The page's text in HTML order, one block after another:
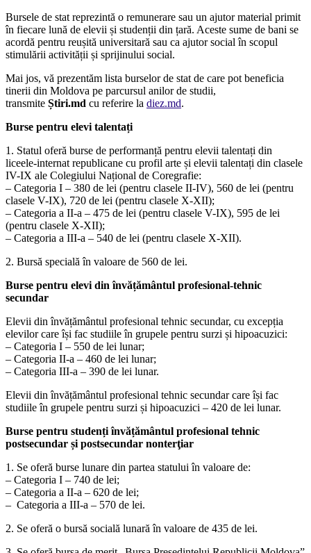
Bursele de stat reprezintă o remunerare sau un ajutor material primit
în fiecare lună de elevii și studenții din țară. Aceste sume de bani se
acordă pentru reușită universitară sau ca ajutor social în scopul
stimulării activității și sprijinului social.
Mai jos, vă prezentăm lista burselor de stat de care pot beneficia
tinerii din Moldova pe parcursul anilor de studii,
transmite Știri.md cu referire la diez.md.
Burse pentru elevi talentați
1. Statul oferă burse de performanță pentru elevii talentați din
liceele-internat republicane cu profil arte și elevii talentați din clasele
IV-IX ale Colegiului Național de Coregrafie:
– Categoria I – 380 de lei (pentru clasele II-IV), 560 de lei (pentru
clasele V-IX), 720 de lei (pentru clasele X-XII);
– Categoria a II-a – 475 de lei (pentru clasele V-IX), 595 de lei
(pentru clasele X-XII);
– Categoria a III-a – 540 de lei (pentru clasele X-XII).
2. Bursă specială în valoare de 560 de lei.
Burse pentru elevi din învățământul profesional-tehnic
secundar
Elevii din învățământul profesional tehnic secundar, cu excepția
elevilor care își fac studiile în grupele pentru surzi și hipoacuzici:
– Categoria I – 550 de lei lunar;
– Categoria II-a – 460 de lei lunar;
– Categoria III-a – 390 de lei lunar.
Elevii din învățământul profesional tehnic secundar care își fac
studiile în grupele pentru surzi și hipoacuzici – 420 de lei lunar.
Burse pentru studenți învățământul profesional tehnic
postsecundar și postsecundar nonterţiar
1. Se oferă burse lunare din partea statului în valoare de:
– Categoria I – 740 de lei;
– Categoria a II-a – 620 de lei;
– Categoria a III-a – 570 de lei.
2. Se oferă o bursă socială lunară în valoare de 435 de lei.